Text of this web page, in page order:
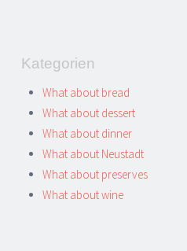
Kategorien
What about bread
What about dessert
What about dinner
What about Neustadt
What about preserves
What about wine